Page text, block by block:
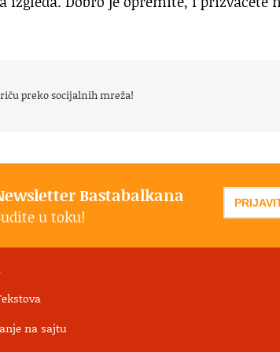
preko socijalnih mreža!
Bastabalkana
u toku!
na sajtu